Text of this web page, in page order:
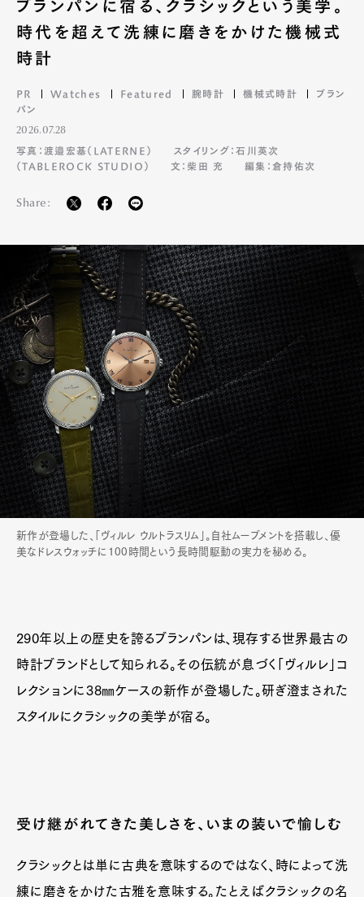
ブランパンに宿る、クラシックという美学。
時代を超えて洗練に磨きをかけた機械式
時計
PR Watches Featured 腕時計 機械式時計
ブラン
パン
2026.07.28
写真：渡邉宏基（LATERNE）
スタイリング：石川英次
（TABLEROCK STUDIO）
文：柴田 充 編集：倉持佑次
Share:
新作が登場した、「ヴィルレ ウルトラスリム」。自社ムーブメントを搭載し、優
美なドレスウォッチに100時間という長時間駆動の実力を秘める。
290年以上の歴史を誇るブランパンは、現存する世界最古の
時計ブランドとして知られる。その伝統が息づく「ヴィルレ」コ
レクションに38㎜ケースの新作が登場した。研ぎ澄まされた
スタイルにクラシックの美学が宿る。
受け継がれてきた美しさを、いまの装いで愉しむ
クラシックとは単に古典を意味するのではなく、時によって洗
練に磨きをかけた古雅を意味する。たとえばクラシックの名